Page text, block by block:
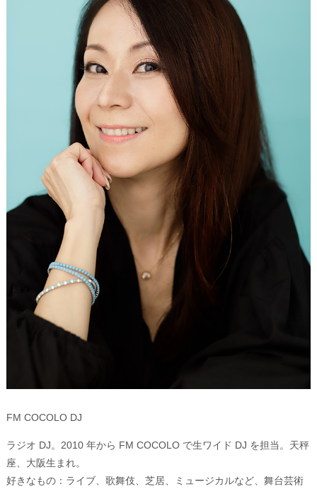
FM COCOLO DJ
ラジオ DJ。2010 年から FM COCOLO で生ワイド DJ を担当。天秤
座、大阪生まれ。
好きなもの：ライブ、歌舞伎、芝居、ミュージカルなど、舞台芸術